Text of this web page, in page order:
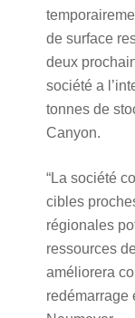
de surface
deux
société a
tonnes de
Canyon.
“La société
cibles
régionales
ressources
améliorera
redémarrage